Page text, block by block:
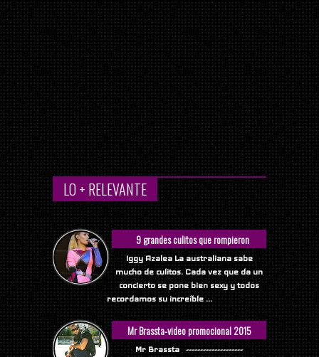
LO + RELEVANTE
9 grandes culitos que rompieron
Internet
Iggy Azalea La australiana sabe
mucho de culitos. Cada vez que da un
concierto se pone bien sexy y todos
recordamos su increíble ...
Mr Brassta-video promocional 2015
Mr Brassta --------------------